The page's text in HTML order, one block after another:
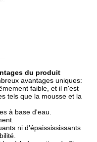
du produit
avantages uniques:
faible, et il n'est
tels que la mousse et la
à base d'eau.
ni d'épaissississants